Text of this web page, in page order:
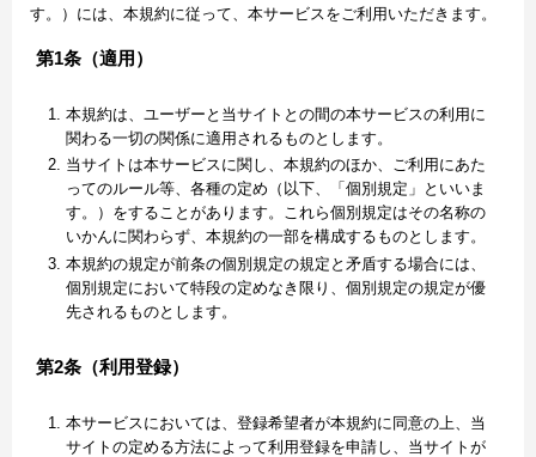
す。）には、本規約に従って、本サービスをご利用いただきます。
第1条（適用）
本規約は、ユーザーと当サイトとの間の本サービスの利用に
関わる一切の関係に適用されるものとします。
当サイトは本サービスに関し、本規約のほか、ご利用にあた
ってのルール等、各種の定め（以下、「個別規定」といいま
す。）をすることがあります。これら個別規定はその名称の
いかんに関わらず、本規約の一部を構成するものとします。
本規約の規定が前条の個別規定の規定と矛盾する場合には、
個別規定において特段の定めなき限り、個別規定の規定が優
先されるものとします。
第2条（利用登録）
本サービスにおいては、登録希望者が本規約に同意の上、当
サイトの定める方法によって利用登録を申請し、当サイトが